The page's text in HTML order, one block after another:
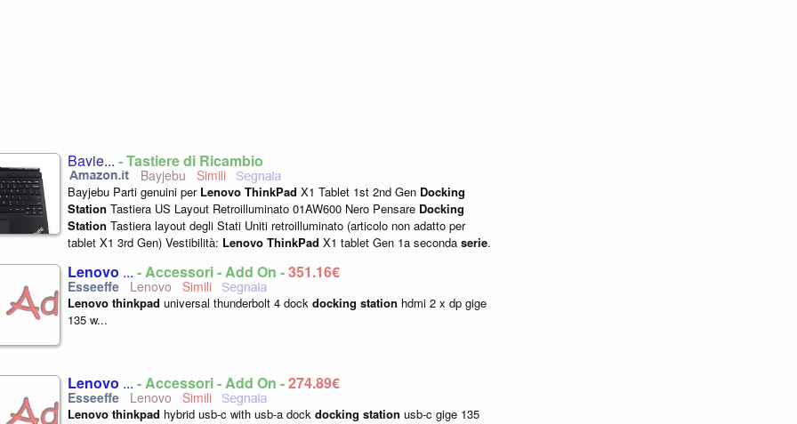
Bayje... - Tastiere di Ricambio
Bayjebu
Bayjebu Parti genuini per Lenovo ThinkPad X1 Tablet 1st 2nd Gen Docking
Station Tastiera US Layout Retroilluminato 01AW600 Nero Pensare Docking
Station Tastiera layout degli Stati Uniti retroilluminato (articolo non adatto per
tablet X1 3rd Gen) Vestibilità: Lenovo ThinkPad X1 tablet Gen 1a seconda serie.
Lenovo ... - Accessori - Add On -351,16€
Lenovo
Lenovo thinkpad universal thunderbolt 4 dock docking station hdmi 2 x dp gige
135 w...
Lenovo ... - Accessori - Add On -274,89€
Lenovo
Lenovo thinkpad hybrid usb-c with usb-a dock docking station usb-c gige 135